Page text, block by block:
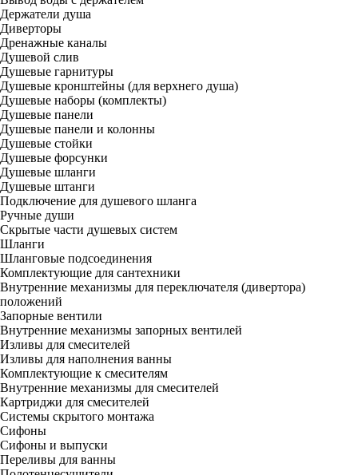
Держатели душа
Диверторы
Дренажные каналы
Душевой слив
Душевые гарнитуры
Душевые кронштейны (для верхнего душа)
Душевые наборы (комплекты)
Душевые панели
Душевые панели и колонны
Душевые стойки
Душевые форсунки
Душевые шланги
Душевые штанги
Подключение для душевого шланга
Ручные души
Скрытые части душевых систем
Шланги
Шланговые подсоединения
Комплектующие для сантехники
Внутренние механизмы для переключателя (дивертора)
положений
Запорные вентили
Внутренние механизмы запорных вентилей
Изливы для смесителей
Изливы для наполнения ванны
Комплектующие к смесителям
Внутренние механизмы для смесителей
Картриджи для смесителей
Системы скрытого монтажа
Сифоны
Сифоны и выпуски
Переливы для ванны